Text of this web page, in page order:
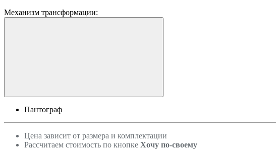
Механизм трансформации:
Пантограф
Цена зависит от размера и комплектации
Рассчитаем стоимость по кнопке Хочу по-своему